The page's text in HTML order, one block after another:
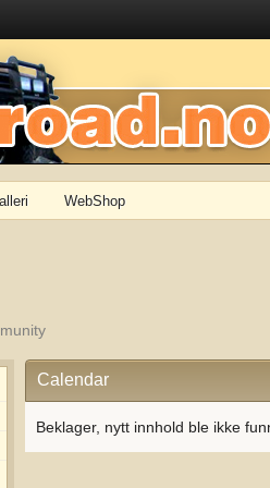
WebShop
Calendar
Beklager, nytt innhold ble ikke